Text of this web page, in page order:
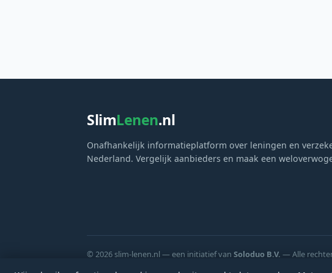
SlimLenen.nl
Onafhankelijk informatieplatform over leningen en
Nederland. Vergelijk aanbieders en maak een
© 2026 slim-lenen.nl — een initiatief van Soloduo B.V. — Alle